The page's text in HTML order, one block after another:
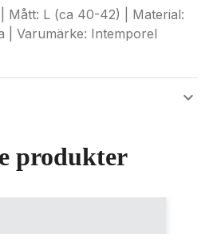
Mått: L (ca 40-42) | Material:
| Varumärke: Intemporel
produkter